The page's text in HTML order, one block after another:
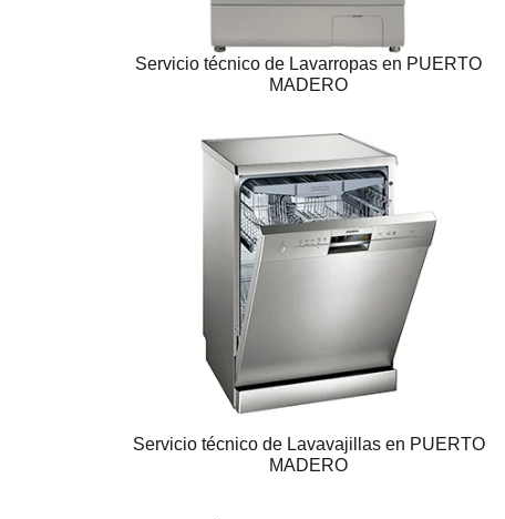
Servicio técnico de Lavarropas en PUERTO
MADERO
Servicio técnico de Lavavajillas en PUERTO
MADERO